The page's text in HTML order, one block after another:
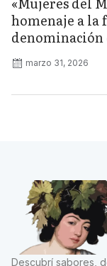
homenaje a la
marzo 31, 2026
Descubrí sabores,